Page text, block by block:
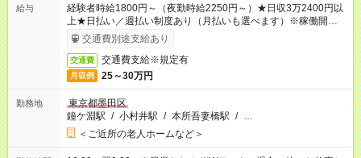
給与
経験者時給1800円～（夜勤時給2250円～）★日収3万2400円以
上★日払い／週払い制度あり（月払いも選べます）※稼働開始時
は手続き完了次第のお支払いとなります。
交通費別途支給あり
交通費 交通費支給※規定有
月収例 25～30万円
勤務地
東京都墨田区
鐘ケ淵駅 / 小村井駅 / 本所吾妻橋駅 / …
＜ご近所の老人ホームなど＞